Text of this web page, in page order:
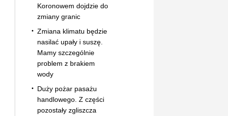
Koronowem dojdzie do
zmiany granic
Zmiana klimatu będzie
nasilać upały i suszę.
Mamy szczególnie
problem z brakiem
wody
Duży pożar pasażu
handlowego. Z części
pozostały zgliszcza